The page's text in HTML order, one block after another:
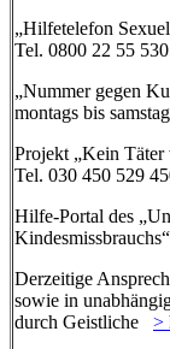
„Hilfetelefon
Tel. 0800 22 55
„Nummer gegen
montags bis
Projekt „Kein Täter
Tel. 030 450 529
Hilfe-Portal des
Derzeitige
sowie in
durch Geistliche >